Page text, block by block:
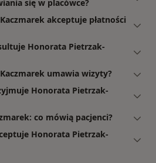
się w placówce?
akceptuje płatności
Honorata Pietrzak-
umawia wizyty?
Honorata Pietrzak-
co mówią pacjenci?
Honorata Pietrzak-